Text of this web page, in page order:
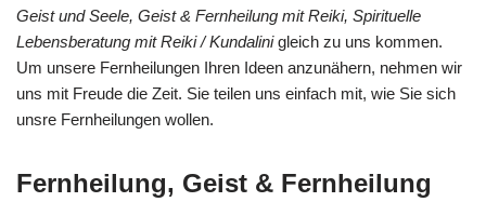
Geist und Seele, Geist & Fernheilung mit Reiki, Spirituelle
Lebensberatung mit Reiki / Kundalinigleich zu uns kommen.
Um unsere Fernheilungen Ihren Ideen anzunähern, nehmen wir
uns mit Freude die Zeit. Sie teilen uns einfach mit, wie Sie sich
unsre Fernheilungen wollen.
Fernheilung, Geist & Fernheilung